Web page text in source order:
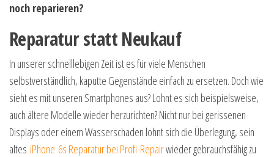
noch reparieren?
Reparatur statt Neukauf
In unserer schnelllebigen Zeit ist es für viele Menschen
selbstverständlich, kaputte Gegenstände einfach zu ersetzen. Doch wie
sieht es mit unseren Smartphones aus? Lohnt es sich beispielsweise,
auch ältere Modelle wiederherzurichten? Nicht nur bei gerissenen
Displays oder einem Wasserschaden lohnt sich die Überlegung, sein
altes iPhone 6s Reparatur bei Profi-Repairwieder gebrauchsfähig zu